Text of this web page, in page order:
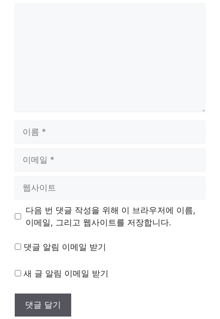
트
다음 번 댓글 작성을 위해 이 브라우저에 이름,
이메일, 그리고 웹사이트를 저장합니다.
댓글 알림 이메일 받기
새 글 알림 이메일 받기